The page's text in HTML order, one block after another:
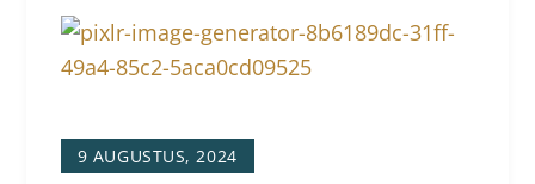
9 AUGUSTUS, 2024